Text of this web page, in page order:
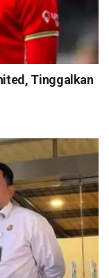
Tinggalkan